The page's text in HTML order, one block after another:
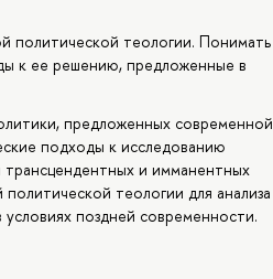
политической теологии. Понимать
к ее решению, предложенные в
предложенных современной
подходы к исследованию
и имманентных
теологии для анализа
поздней современности.